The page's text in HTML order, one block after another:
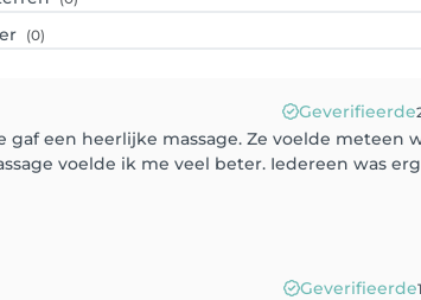
(0)
Geverifieerde
een heerlijke massage. Ze voelde meteen
voelde ik me veel beter. Iedereen was
Geverifieerde